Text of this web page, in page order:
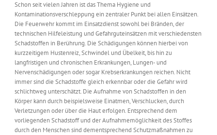
Schon seit vielen Jahren ist das Thema Hygiene und
Kontaminationsverschleppung ein zentraler Punkt bei allen Einsätzen.
Die Feuerwehr kommt im Einsatzdienst sowohl bei Bränden, der
technischen Hilfeleistung und Gefahrguteinsätzen mit verschiedensten
Schadstoffen in Berührung. Die Schädigungen können hierbei von
kurzzeitigem Hustenreiz, Schwindel und Übelkeit, bis hin zu
langfristigen und chronischen Erkrankungen, Lungen- und
Nervenschädigungen oder sogar Krebserkrankungen reichen. Nicht
immer sind die Schadstoffe gleich erkennbar oder die Gefahr wird
schlichtweg unterschätzt. Die Aufnahme von Schadstoffen in den
Körper kann durch beispielsweise Einatmen, Verschlucken, durch
Verletzungen oder über die Haut erfolgen. Entsprechend dem
vorliegenden Schadstoff und der Aufnahmemöglichkeit des Stoffes
durch den Menschen sind dementsprechend Schutzmaßnahmen zu